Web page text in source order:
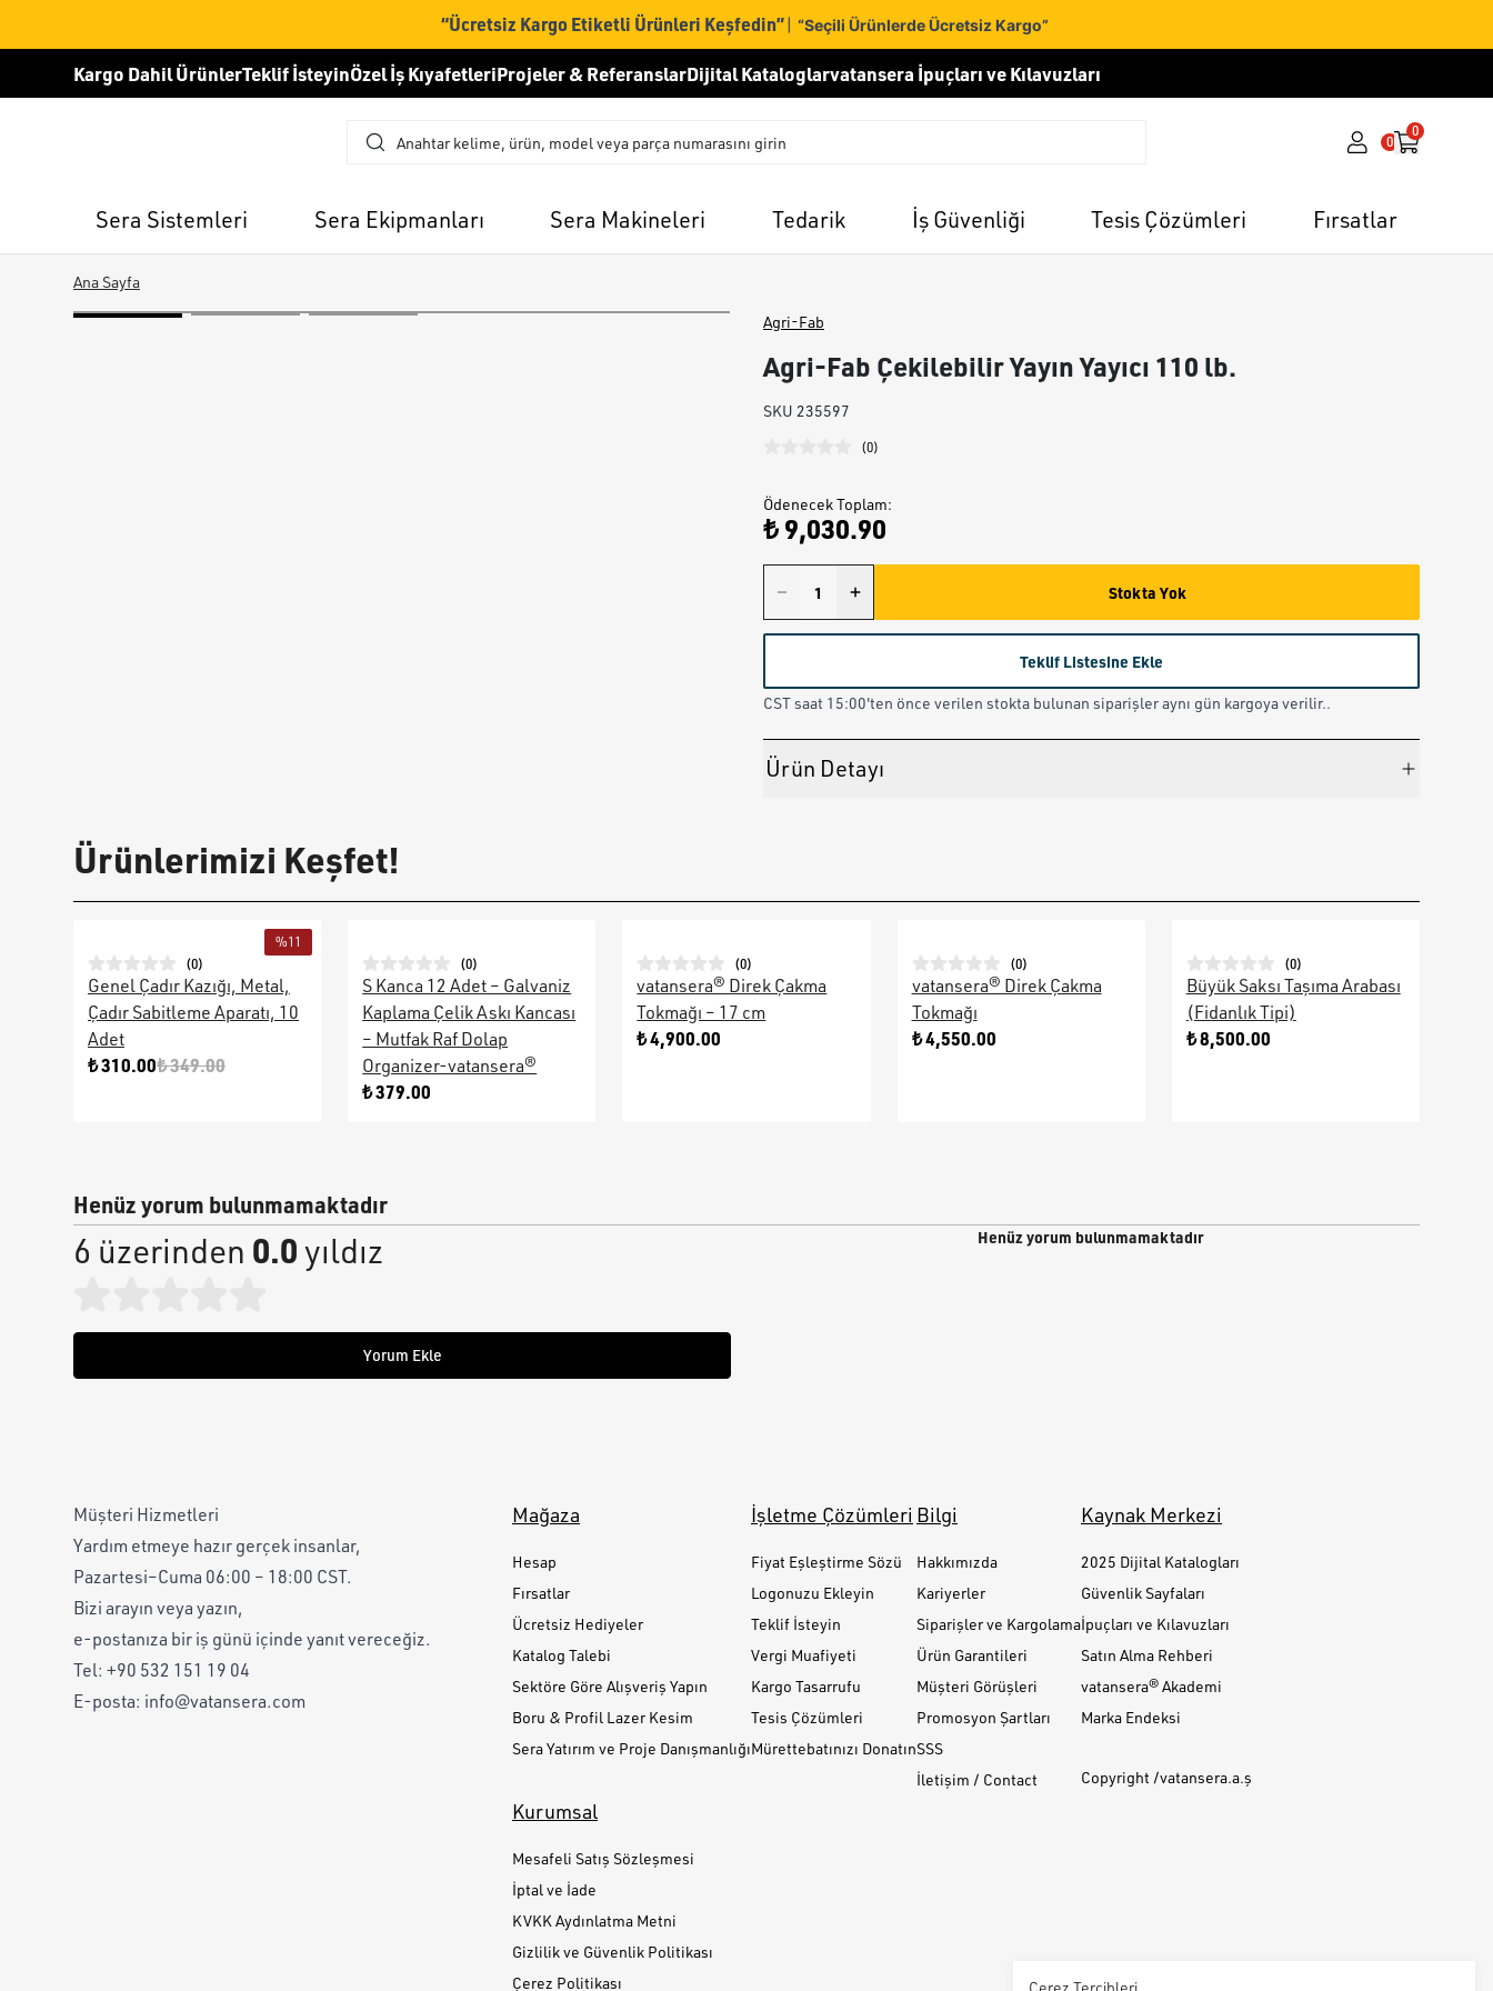
Çerez Tercihleri
“Ücretsiz Kargo Etiketli Ürünleri Keşfedin”| “Seçili Ürünlerde Ücretsiz Kargo”
Kargo Dahil ÜrünlerTeklif İsteyinÖzel İş KıyafetleriProjeler & ReferanslarDijital Kataloglarvatansera İpuçları ve Kılavuzları
0
0
Sera Sistemleri Sera Ekipmanları Sera Makineleri Tedarik İş Güvenliği Tesis Çözümleri Fırsatlar
Ana Sayfa
Agri-Fab
Agri-Fab Çekilebilir Yayın Yayıcı 110 lb.
SKU 235597
(0)
Ödenecek Toplam:
₺ 9,030.90
Stokta Yok
Teklif Listesine Ekle
CST saat 15:00'ten önce verilen stokta bulunan siparişler aynı gün kargoya verilir..
Ürün Detayı
Ürünlerimizi Keşfet!
%11
(0)
Genel Çadır Kazığı, Metal,
Çadır Sabitleme Aparatı, 10
Adet
₺ 310.00₺ 349.00
(0)
S Kanca 12 Adet – Galvaniz
Kaplama Çelik Askı Kancası
– Mutfak Raf Dolap
Organizer-vatansera®
₺ 379.00
(0)
vatansera® Direk Çakma
Tokmağı – 17 cm
₺ 4,900.00
(0)
vatansera® Direk Çakma
Tokmağı
₺ 4,550.00
(0)
Büyük Saksı Taşıma Arabası
(Fidanlık Tipi)
₺ 8,500.00
Henüz yorum bulunmamaktadır
6 üzerinden 0.0yıldız
Yorum Ekle
Henüz yorum bulunmamaktadır
Müşteri Hizmetleri
Yardım etmeye hazır gerçek insanlar,
Pazartesi–Cuma 06:00 – 18:00 CST.
Bizi arayın veya yazın,
e-postanıza bir iş günü içinde yanıt vereceğiz.
Tel: +90 532 151 19 04
E-posta: info@vatansera.com
Mağaza
Hesap
Fırsatlar
Ücretsiz Hediyeler
Katalog Talebi
Sektöre Göre Alışveriş Yapın
Boru & Profil Lazer Kesim
Sera Yatırım ve Proje Danışmanlığı
İşletme Çözümleri
Fiyat Eşleştirme Sözü
Logonuzu Ekleyin
Teklif İsteyin
Vergi Muafiyeti
Kargo Tasarrufu
Tesis Çözümleri
Mürettebatınızı Donatın
Bilgi
Hakkımızda
Kariyerler
Siparişler ve Kargolama
Ürün Garantileri
Müşteri Görüşleri
Promosyon Şartları
SSS
İletişim / Contact
Kaynak Merkezi
2025 Dijital Katalogları
Güvenlik Sayfaları
İpuçları ve Kılavuzları
Satın Alma Rehberi
vatansera® Akademi
Marka Endeksi
Copyright /vatansera.a.ş
Kurumsal
Mesafeli Satış Sözleşmesi
İptal ve İade
KVKK Aydınlatma Metni
Gizlilik ve Güvenlik Politikası
Çerez Politikası